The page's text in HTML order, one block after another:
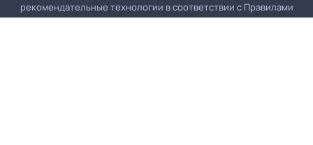
рекомендательные технологии в соответствии с Правилами